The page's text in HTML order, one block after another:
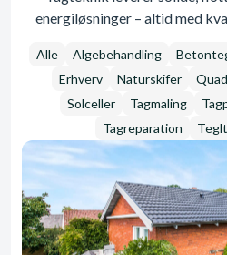
energiløsninger – altid med
Algebehandling
Erhverv
Naturskifer
Solceller
Tagmaling
Tagreparation
Alle